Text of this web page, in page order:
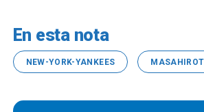
En esta nota
NEW-YORK-YANKEES